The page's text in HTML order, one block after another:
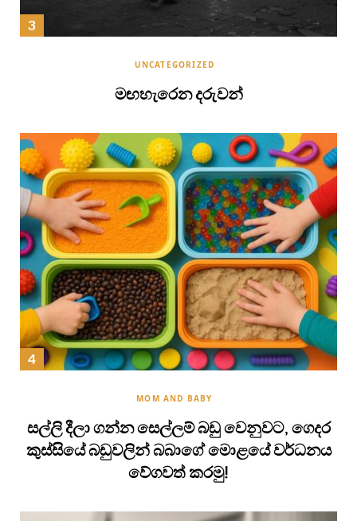
UNCATEGORIZED
මඟහැරෙන දරුවන්
MOM AND BABY
සල්ලි දීලා ගන්න සෙල්ලම් බඩු වෙනුවට, ගෙදර
කුස්සියේ බඩුවලින් බබාගේ මොළයේ වර්ධනය
වේගවත් කරමු!